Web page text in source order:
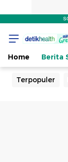
Home Berita
Terpopuler